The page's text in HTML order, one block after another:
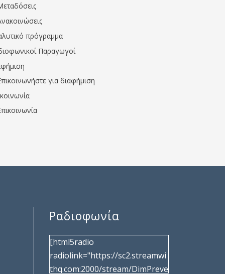
πρόγραμμα
Παραγωγοί
για διαφήμιση
Ραδιοφωνία
[html5radio
radiolink="https://sc2.streamwi
thq.com:2000/stream/DimPreve